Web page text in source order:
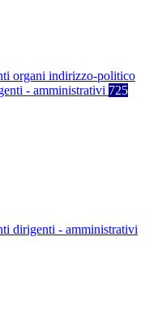
organi indirizzo-politico
- amministrativi 725
dirigenti - amministrativi